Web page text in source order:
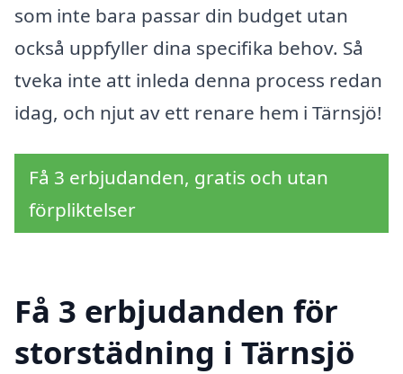
som inte bara passar din budget utan
också uppfyller dina specifika behov. Så
tveka inte att inleda denna process redan
idag, och njut av ett renare hem i Tärnsjö!
Få 3 erbjudanden, gratis och utan
förpliktelser
Få 3 erbjudanden för
storstädning i Tärnsjö